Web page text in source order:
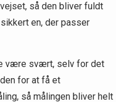
så den bliver fuldt
en, der passer
være svært, selv for det
for at få et
så målingen bliver helt